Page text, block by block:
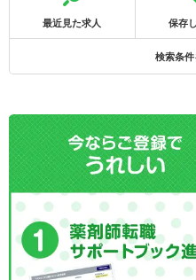
最近見た求人 保存
検索条